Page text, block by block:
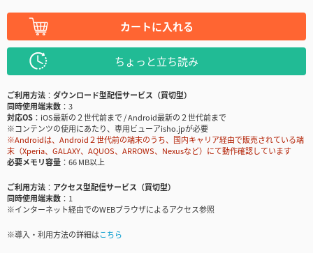
カートに入れる
ちょっと立ち読み
ご利用方法
ダウンロード型配信サービス（買切型）
同時使用端末数
3
対応OS
iOS最新の２世代前まで / Android最新の２世代前まで
※コンテンツの使用にあたり、専用ビューアisho.jpが必要
※Androidは、Android２世代前の端末のうち、国内キャリア経由で販売されている端
末（Xperia、GALAXY、AQUOS、ARROWS、Nexusなど）にて動作確認しています
必要メモリ容量
66 MB以上
ご利用方法
アクセス型配信サービス（買切型）
同時使用端末数
1
※インターネット経由でのWEBブラウザによるアクセス参照
※導入・利用方法の詳細はこちら